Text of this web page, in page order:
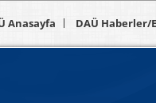
Anasayfa DAÜ